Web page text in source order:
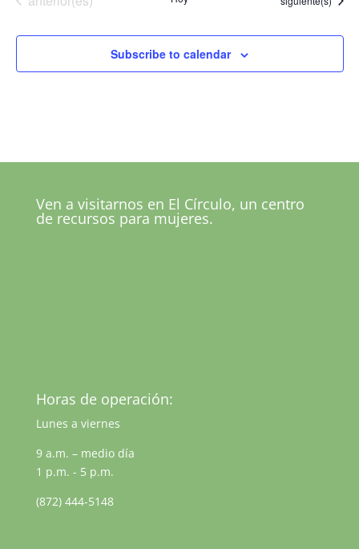
Subscribe to calendar
Ven a visitarnos en El Círculo, un centro
de recursos para mujeres.
Horas de operación:
Lunes a viernes
9 a.m. – medio día
1 p.m. - 5 p.m.
(872) 444-5148